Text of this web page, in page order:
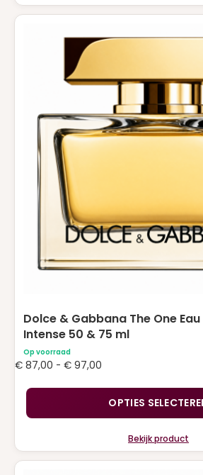
Dolce & Gabbana The One
Intense 50 & 75 ml
Op voorraad
€ 87,00 - € 97,00
€ 97,00
OPTIES
Dit
meerdere
Deze
optie
gekozen
worden
productpagina
Bekijk product